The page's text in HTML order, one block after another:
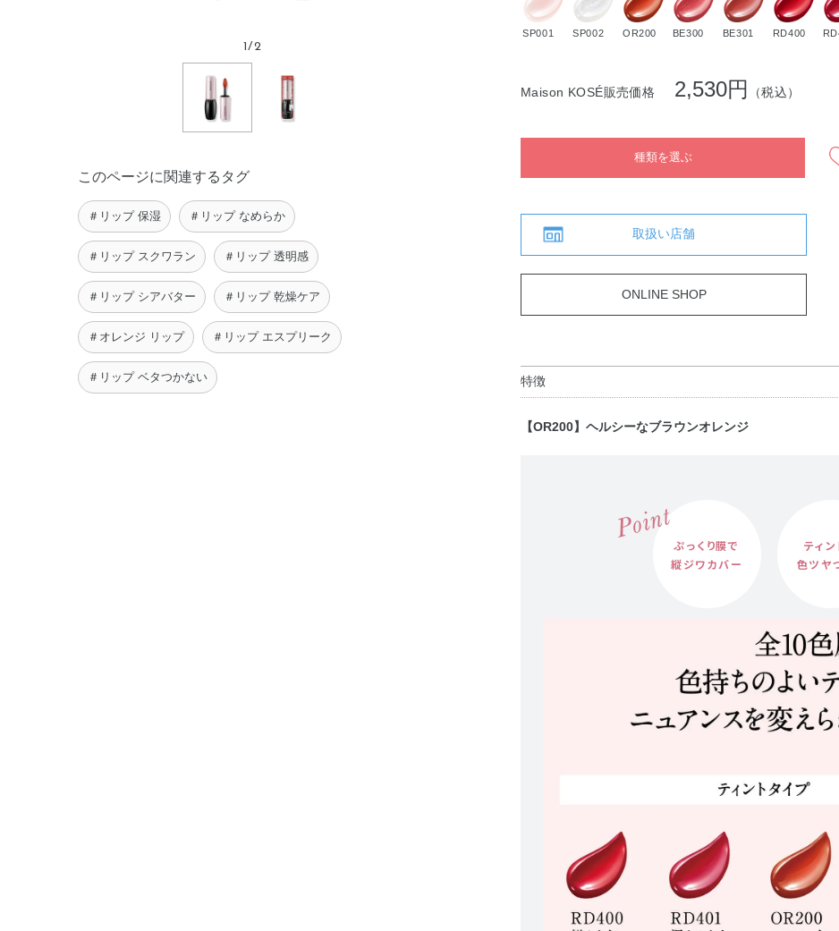
1/2
このページに関連するタグ
＃リップ 保湿 ＃リップ なめらか
＃リップ スクワラン ＃リップ 透明感
＃リップ シアバター ＃リップ 乾燥ケア
＃オレンジ リップ ＃リップ エスプリーク
＃リップ ベタつかない
SP001 SP002 OR200 BE300 BE301 RD400
Maison KOSÉ販売価格 2,530円 （税込）
種類を選ぶ
取扱い店舗
ONLINE SHOP
特徴
【OR200】ヘルシーなブラウンオレンジ
ぷっくり膜で
縦ジワカバー
ティン
色ツヤ